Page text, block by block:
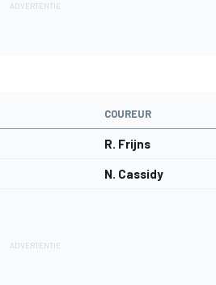
COUREUR
R. Frijns
N. Cassidy